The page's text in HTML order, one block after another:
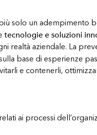
solo un adempimento
tecnologie e soluzioni
realtà aziendale. La
base di esperienze
e contenerli,
ai processi